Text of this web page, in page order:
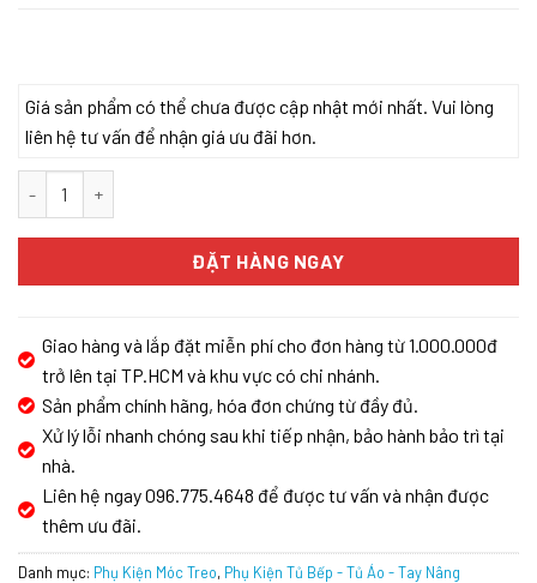
Giá sản phẩm có thể chưa được cập nhật mới nhất. Vui lòng
liên hệ tư vấn để nhận giá ưu đãi hơn.
ĐẶT HÀNG NGAY
Giao hàng và lắp đặt miễn phí cho đơn hàng từ 1.000.000đ
trở lên tại TP.HCM và khu vực có chi nhánh.
Sản phẩm chính hãng, hóa đơn chứng từ đầy đủ.
Xử lý lỗi nhanh chóng sau khi tiếp nhận, bảo hành bảo trì tại
nhà.
Liên hệ ngay 096.775.4648 để được tư vấn và nhận được
thêm ưu đãi.
Danh mục: Phụ Kiện Móc Treo, Phụ Kiện Tủ Bếp - Tủ Áo - Tay Nâng